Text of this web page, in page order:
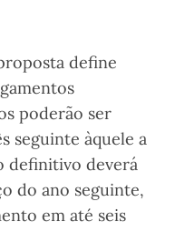
define
poderão ser
seguinte àquele a
definitivo deverá
do ano seguinte,
em até seis